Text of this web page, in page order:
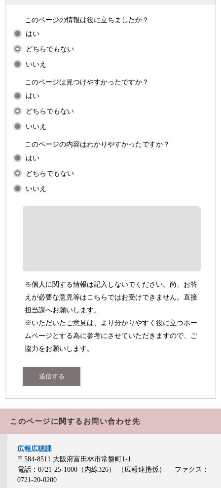
このページの情報は役に立ちましたか？
はい
どちらでもない
いいえ
このページは見つけやすかったですか？
はい
どちらでもない
いいえ
このページの内容はわかりやすかったですか？
はい
どちらでもない
いいえ
※個人に関する情報は記入しないでください。尚、お答
えが必要な意見等はこちらではお受けできません。直接
担当課へお願いします。
※いただいたご意見は、より分かりやすく役に立つホー
ムページとする為に参考にさせていただきますので、ご
協力をお願いします。
このページに関するお問い合わせ先
広報広聴課
〒584-8511 大阪府富田林市常盤町1-1
電話：0721-25-1000（内線326）
（広報連携係）
ファクス：
0721-20-0200